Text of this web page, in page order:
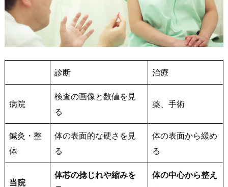
診断 治療
病院
検査の画像と数値を見
る
薬、手術
鍼灸・整
体
体の表面的な硬さを見
る
体の表面から緩め
る
当院
体芯の捻じれや縮みを
体の中心から整え